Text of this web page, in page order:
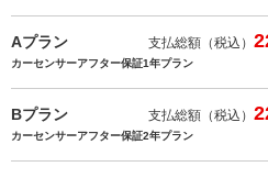
Aプラン 支払総額（税込）
カーセンサーアフター保証1年プラン
Bプラン 支払総額（税込）
カーセンサーアフター保証2年プラン